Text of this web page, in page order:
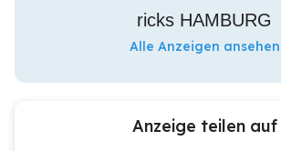
ricks HAMBURG
Alle Anzeigen ansehen
Anzeige teilen auf